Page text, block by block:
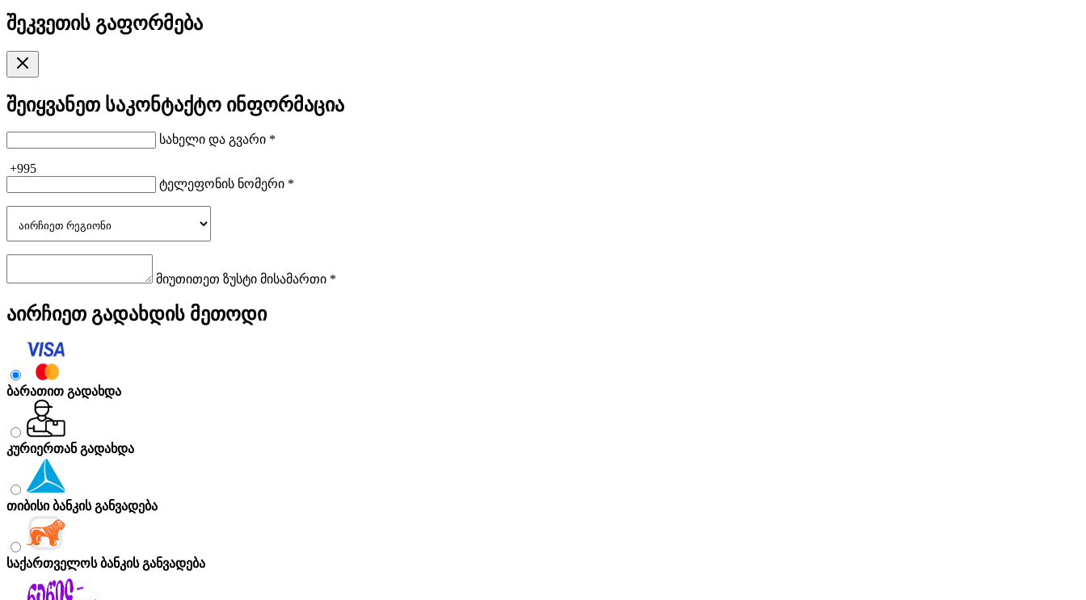
შეკვეთის გაფორმება
შეიყვანეთ საკონტაქტო ინფორმაცია
სახელი და გვარი *
+995
ტელეფონის ნომერი *
მიუთითეთ ზუსტი მისამართი *
აირჩიეთ გადახდის მეთოდი
ბარათით გადახდა
კურიერთან გადახდა
თიბისი ბანკის განვადება
საქართველოს ბანკის განვადება